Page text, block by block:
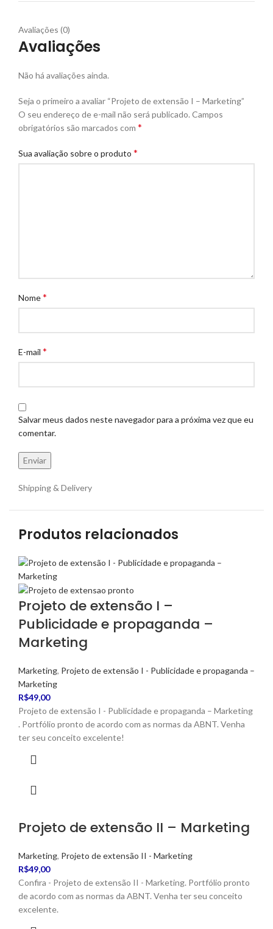
Avaliações (0)
Avaliações
Não há avaliações ainda.
Seja o primeiro a avaliar “Projeto de extensão I – Marketing”
O seu endereço de e-mail não será publicado. Campos
obrigatórios são marcados com *
Sua avaliação sobre o produto *
Nome*
E-mail *
Salvar meus dados neste navegador para a próxima vez que eu
comentar.
Shipping & Delivery
Produtos relacionados
Projeto de extensão I –
Publicidade e propaganda –
Marketing
Marketing, Projeto de extensão I - Publicidade e propaganda –
Marketing
R$49,00
Projeto de extensão I - Publicidade e propaganda – Marketing
. Portfólio pronto de acordo com as normas da ABNT. Venha
ter seu conceito excelente!
Projeto de extensão II – Marketing
Marketing, Projeto de extensão II - Marketing
R$49,00
Confira - Projeto de extensão II - Marketing. Portfólio pronto
de acordo com as normas da ABNT. Venha ter seu conceito
excelente.